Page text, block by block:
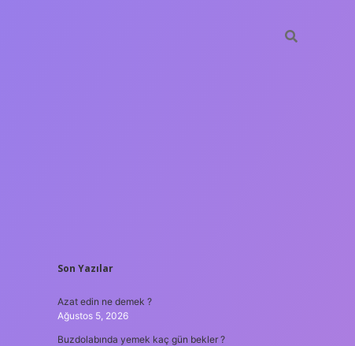
SIDEBAR
Son Yazılar
Azat edin ne demek ?
Ağustos 5, 2026
Buzdolabında yemek kaç gün bekler ?